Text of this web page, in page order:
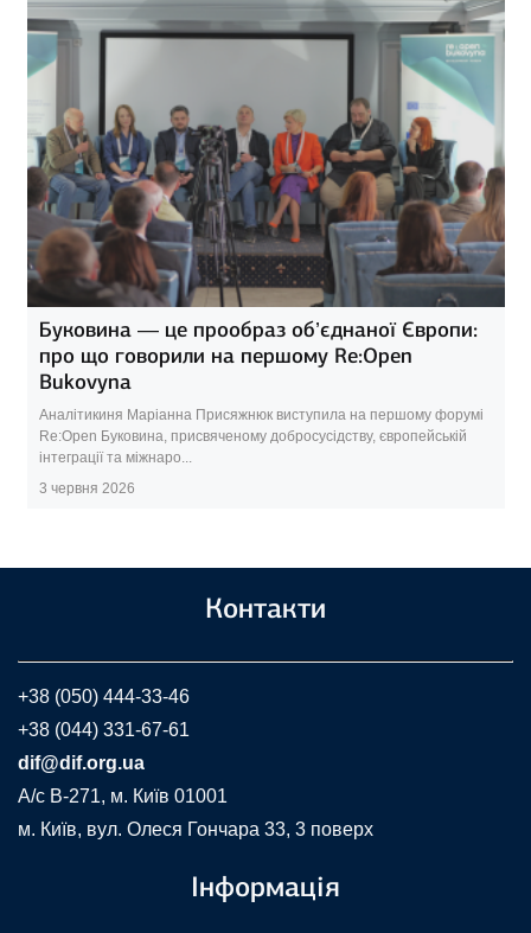
Буковина — це прообраз об’єднаної Європи:
про що говорили на першому Re:Open
Bukovyna
Аналітикиня Маріанна Присяжнюк виступила на першому форумі
Re:Open Буковина, присвяченому добросусідству, європейській
інтеграції та міжнаро...
3 червня 2026
Контакти
+38 (050) 444-33-46
+38 (044) 331-67-61
dif@dif.org.ua
A/c В-271, м. Київ 01001
м. Київ, вул. Олеся Гончара 33, 3 поверх
Інформація